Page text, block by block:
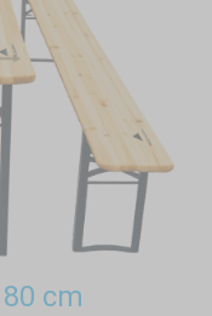
cm